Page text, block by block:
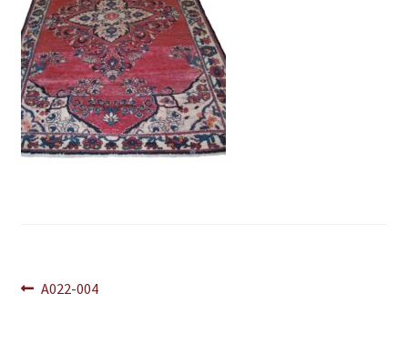
Navegación
Anterior:
A022-004